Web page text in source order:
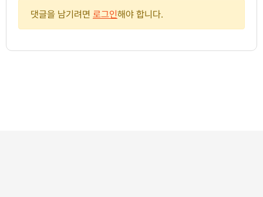
댓글을 남기려면 로그인해야 합니다.